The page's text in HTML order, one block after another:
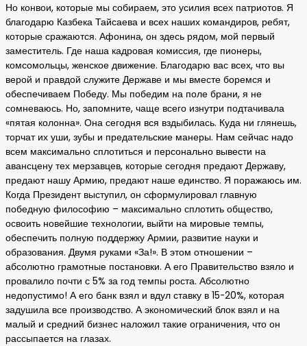
Но конвои, которые мы собираем, это усилия всех патриотов. Я
благодарю Казбека Тайсаева и всех наших командиров, ребят,
которые сражаются. Афонина, он здесь рядом, мой первый
заместитель. Где наша кадровая комиссия, где пионеры,
комсомольцы, женское движение. Благодарю вас всех, что вы
верой и правдой служите Державе и мы вместе боремся и
обеспечиваем Победу. Мы победим на поле брани, я не
сомневаюсь. Но, запомните, чаще всего изнутри подтачивала
«пятая колонна». Она сегодня вся вздыбилась. Куда ни глянешь,
торчат их уши, зубы и предательские манеры. Нам сейчас надо
всем максимально сплотиться и персонально вывести на
авансцену тех мерзавцев, которые сегодня предают Державу,
предают нашу Армию, предают наше единство. Я поражаюсь им.
Когда Президент выступил, он сформулировал главную
победную философию – максимально сплотить общество,
освоить новейшие технологии, выйти на мировые темпы,
обеспечить полную поддержку Армии, развитие науки и
образования. Двумя руками «За!». В этом отношении –
абсолютно грамотные постановки. А его Правительство взяло и
провалило почти с 5% за год темпы роста. Абсолютно
недопустимо! А его банк взял и вдул ставку в 15-20%, которая
задушила все производство. А экономический блок взял и на
малый и средний бизнес наложил такие ограничения, что он
рассыпается на глазах.